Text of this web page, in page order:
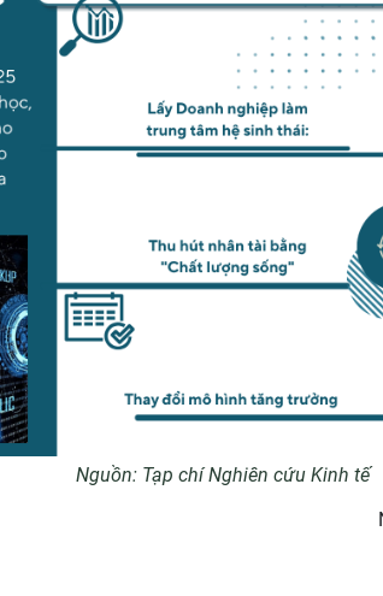
Nguồn: Tạp chí Nghiên cứu Kinh tế